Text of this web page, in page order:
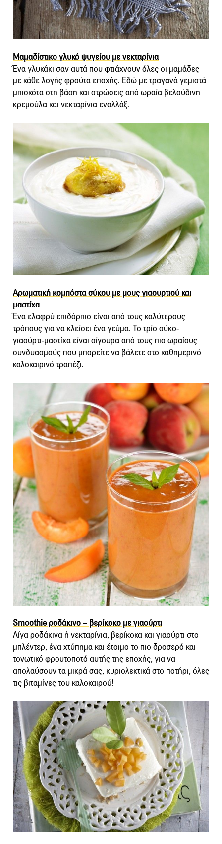
Μαμαδίστικο γλυκό ψυγείου με νεκταρίνια
Ένα γλυκάκι σαν αυτά που φτιάχνουν όλες οι μαμάδες
με κάθε λογής φρούτα εποχής. Εδώ με τραγανά γεμιστά
μπισκότα στη βάση και στρώσεις από ωραία βελούδινη
κρεμούλα και νεκταρίνια εναλλάξ.
Αρωματική κομπόστα σύκου με μους γιαουρτιού και
μαστίχα
Ένα ελαφρύ επιδόρπιο είναι από τους καλύτερους
τρόπους για να κλείσει ένα γεύμα. Το τρίο σύκο-
γιαούρτι-μαστίχα είναι σίγουρα από τους πιο ωραίους
συνδυασμούς που μπορείτε να βάλετε στο καθημερινό
καλοκαιρινό τραπέζι.
Smoothie ροδάκινο – βερίκοκο με γιαούρτι
Λίγα ροδάκινα ή νεκταρίνια, βερίκοκα και γιαούρτι στο
μπλέντερ, ένα χτύπημα και έτοιμο το πιο δροσερό και
τονωτικό φρουτοποτό αυτής της εποχής, για να
απολαύσουν τα μικρά σας, κυριολεκτικά στο ποτήρι, όλες
τις βιταμίνες του καλοκαιρού!